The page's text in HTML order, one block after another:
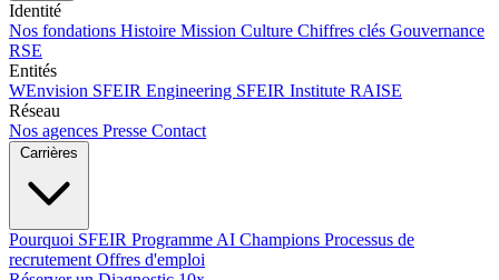
Identité
Nos fondations Histoire Mission Culture Chiffres clés Gouvernance
RSE
Entités
WEnvision SFEIR Engineering SFEIR Institute RAISE
Réseau
Nos agences Presse Contact
Carrières
Pourquoi SFEIR Programme AI Champions Processus de
recrutement Offres d'emploi